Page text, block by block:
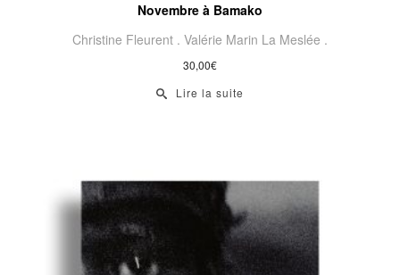
Novembre à Bamako
Christine Fleurent . Valérie Marin La Meslée .
30,00€
Lire la suite